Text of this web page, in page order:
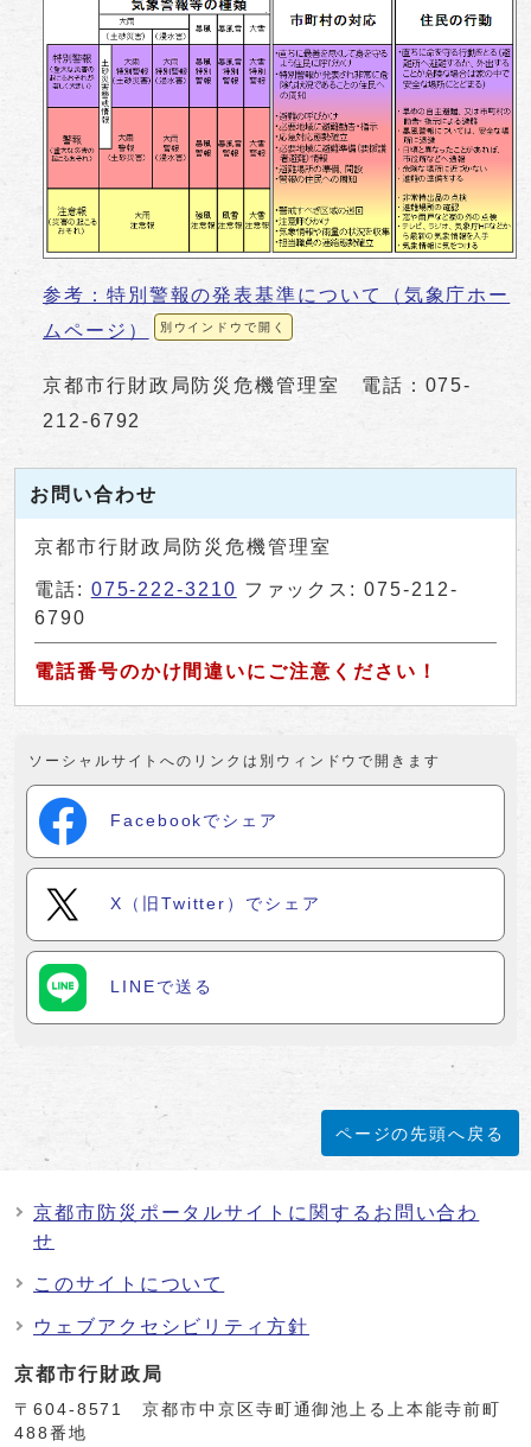
参考：特別警報の発表基準について（気象庁ホー
ムページ）
別ウインドウで開く
京都市行財政局防災危機管理室 電話：075-
212-6792
お問い合わせ
京都市行財政局防災危機管理室
電話: 075-222-3210 ファックス: 075-212-
6790
電話番号のかけ間違いにご注意ください！
ソーシャルサイトへのリンクは別ウィンドウで開きます
Facebookでシェア
X（旧Twitter）でシェア
LINEで送る
ページの先頭へ戻る
京都市防災ポータルサイトに関するお問い合わ
せ
このサイトについて
ウェブアクセシビリティ方針
京都市行財政局
〒604-8571 京都市中京区寺町通御池上る上本能寺前町
488番地